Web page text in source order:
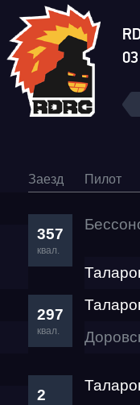
Заезд Пилот
357
квал.
297
квал.
2